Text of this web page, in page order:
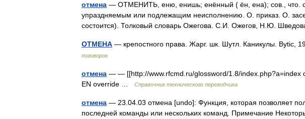
отмена — ОТМЕНИТЬ, еню, енишь; енённый ( ён, ена); сов., что.
упраздняемым или подлежащим неисполнению. О. приказ. О.
состоится). Толковый словарь Ожегова. С.И. Ожегов, Н.Ю.
ОТМЕНА — крепостного права. Жарг. шк. Шутл. Каникулы. Bytic,
поговорок
отмена — — [[http://www.rfcmd.ru/glossword/1.8/index.php?a=index
EN override …
Справочник технического переводчика
отмена — 23.04.03 отмена [undo]: Функция, которая позволяет
последней команды или нескольких команд. Примечание